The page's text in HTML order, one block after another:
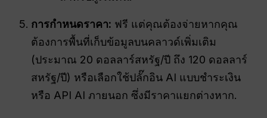
การกำหนดราคา: ฟรี แต่คุณต้องจ่ายหากคุณ
ต้องการพื้นที่เก็บข้อมูลบนคลาวด์เพิ่มเติม
(ประมาณ 20 ดอลลาร์สหรัฐ/ปี ถึง 120 ดอลลาร์
สหรัฐ/ปี) หรือเลือกใช้ปลั๊กอิน AI แบบชำระเงิน
หรือ API AI ภายนอก ซึ่งมีราคาแยกต่างหาก.